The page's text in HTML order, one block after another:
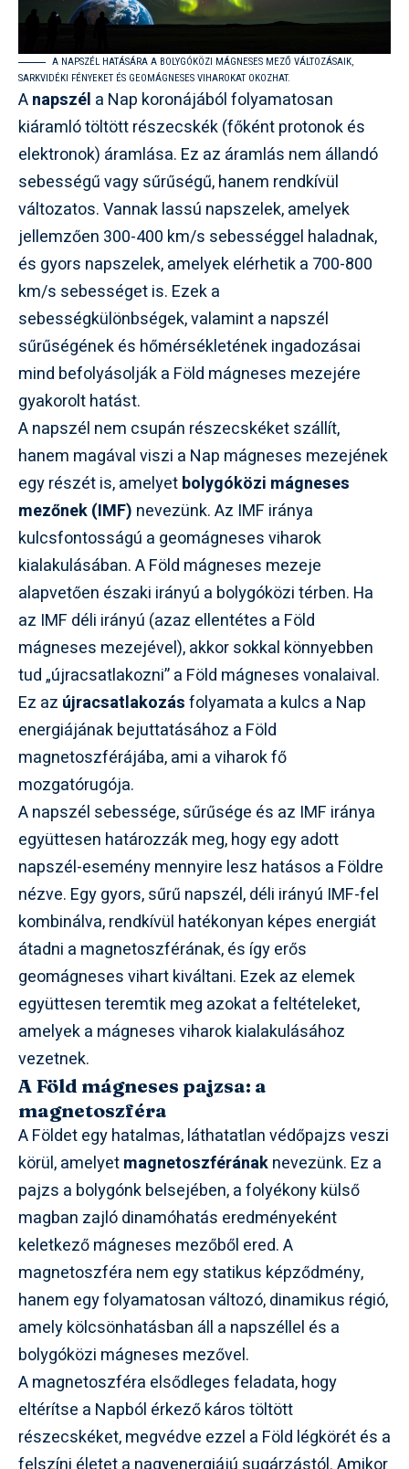
A NAPSZÉL HATÁSÁRA A BOLYGÓKÖZI MÁGNESES MEZŐ VÁLTOZÁSAIK,
SARKVIDÉKI FÉNYEKET ÉS GEOMÁGNESES VIHAROKAT OKOZHAT.
Anapszél a Nap koronájából folyamatosan
kiáramló töltött részecskék (főként protonok és
elektronok) áramlása. Ez az áramlás nem állandó
sebességű vagy sűrűségű, hanem rendkívül
változatos. Vannak lassú napszelek, amelyek
jellemzően 300-400 km/s sebességgel haladnak,
és gyors napszelek, amelyek elérhetik a 700-800
km/s sebességet is. Ezek a
sebességkülönbségek, valamint a napszél
sűrűségének és hőmérsékletének ingadozásai
mind befolyásolják a Föld mágneses mezejére
gyakorolt hatást.
A napszél nem csupán részecskéket szállít,
hanem magával viszi a Nap mágneses mezejének
egy részét is, amelyetbolygóközi mágneses
mezőnek (IMF) nevezünk. Az IMF iránya
kulcsfontosságú a geomágneses viharok
kialakulásában. A Föld mágneses mezeje
alapvetően északi irányú a bolygóközi térben. Ha
az IMF déli irányú (azaz ellentétes a Föld
mágneses mezejével), akkor sokkal könnyebben
tud „újracsatlakozni” a Föld mágneses vonalaival.
Ez az újracsatlakozásfolyamata a kulcs a Nap
energiájának bejuttatásához a Föld
magnetoszférájába, ami a viharok fő
mozgatórugója.
A napszél sebessége, sűrűsége és az IMF iránya
együttesen határozzák meg, hogy egy adott
napszél-esemény mennyire lesz hatásos a Földre
nézve. Egy gyors, sűrű napszél, déli irányú IMF-fel
kombinálva, rendkívül hatékonyan képes energiát
átadni a magnetoszférának, és így erős
geomágneses vihart kiváltani. Ezek az elemek
együttesen teremtik meg azokat a feltételeket,
amelyek a mágneses viharok kialakulásához
vezetnek.
A Föld mágneses pajzsa: a
magnetoszféra
A Földet egy hatalmas, láthatatlan védőpajzs veszi
körül, amelyetmagnetoszféránaknevezünk. Ez a
pajzs a bolygónk belsejében, a folyékony külső
magban zajló dinamóhatás eredményeként
keletkező mágneses mezőből ered. A
magnetoszféra nem egy statikus képződmény,
hanem egy folyamatosan változó, dinamikus régió,
amely kölcsönhatásban áll a napszéllel és a
bolygóközi mágneses mezővel.
A magnetoszféra elsődleges feladata, hogy
eltérítse a Napból érkező káros töltött
részecskéket, megvédve ezzel a Föld légkörét és a